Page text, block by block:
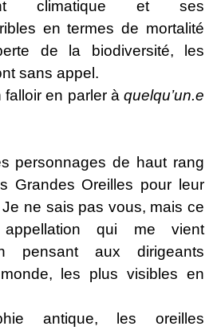
climatique et ses
en termes de mortalité
de la biodiversité, les
sans appel.
en parler à quelqu’un.e
personnages de haut rang
Grandes Oreilles pour leur
Je ne sais pas vous, mais ce
qui me vient
pensant aux dirigeants
les plus visibles en
antique, les oreilles